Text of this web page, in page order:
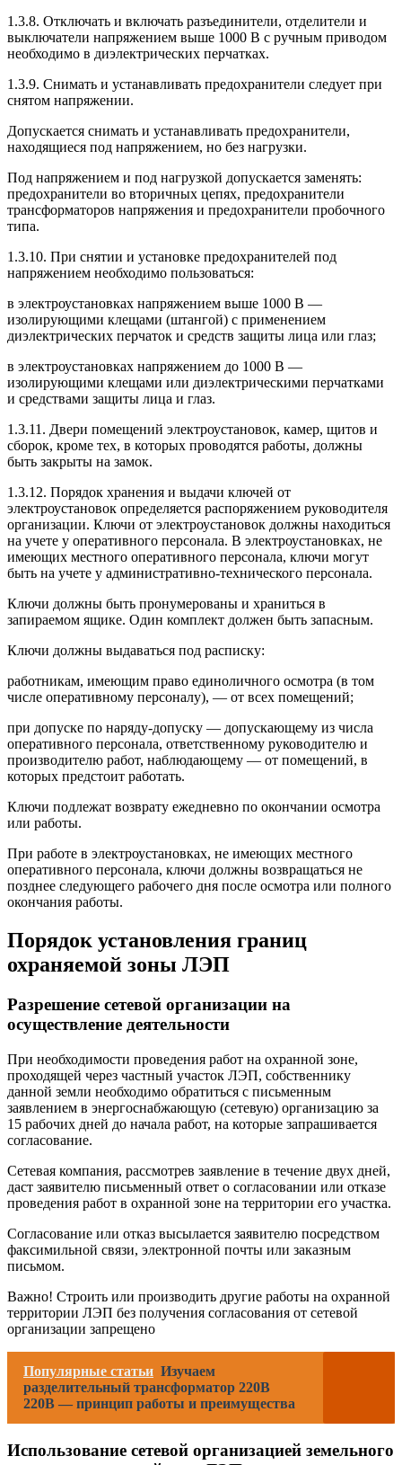
1.3.8. Отключать и включать разъединители, отделители и
выключатели напряжением выше 1000 В с ручным приводом
необходимо в диэлектрических перчатках.
1.3.9. Снимать и устанавливать предохранители следует при
снятом напряжении.
Допускается снимать и устанавливать предохранители,
находящиеся под напряжением, но без нагрузки.
Под напряжением и под нагрузкой допускается заменять:
предохранители во вторичных цепях, предохранители
трансформаторов напряжения и предохранители пробочного
типа.
1.3.10. При снятии и установке предохранителей под
напряжением необходимо пользоваться:
в электроустановках напряжением выше 1000 В —
изолирующими клещами (штангой) с применением
диэлектрических перчаток и средств защиты лица или глаз;
в электроустановках напряжением до 1000 В —
изолирующими клещами или диэлектрическими перчатками
и средствами защиты лица и глаз.
1.3.11. Двери помещений электроустановок, камер, щитов и
сборок, кроме тех, в которых проводятся работы, должны
быть закрыты на замок.
1.3.12. Порядок хранения и выдачи ключей от
электроустановок определяется распоряжением руководителя
организации. Ключи от электроустановок должны находиться
на учете у оперативного персонала. В электроустановках, не
имеющих местного оперативного персонала, ключи могут
быть на учете у административно-технического персонала.
Ключи должны быть пронумерованы и храниться в
запираемом ящике. Один комплект должен быть запасным.
Ключи должны выдаваться под расписку:
работникам, имеющим право единоличного осмотра (в том
числе оперативному персоналу), — от всех помещений;
при допуске по наряду-допуску — допускающему из числа
оперативного персонала, ответственному руководителю и
производителю работ, наблюдающему — от помещений, в
которых предстоит работать.
Ключи подлежат возврату ежедневно по окончании осмотра
или работы.
При работе в электроустановках, не имеющих местного
оперативного персонала, ключи должны возвращаться не
позднее следующего рабочего дня после осмотра или полного
окончания работы.
Порядок установления границ
охраняемой зоны ЛЭП
Разрешение сетевой организации на
осуществление деятельности
При необходимости проведения работ на охранной зоне,
проходящей через частный участок ЛЭП, собственнику
данной земли необходимо обратиться с письменным
заявлением в энергоснабжающую (сетевую) организацию за
15 рабочих дней до начала работ, на которые запрашивается
согласование.
Сетевая компания, рассмотрев заявление в течение двух дней,
даст заявителю письменный ответ о согласовании или отказе
проведения работ в охранной зоне на территории его участка.
Согласование или отказ высылается заявителю посредством
факсимильной связи, электронной почты или заказным
письмом.
Важно! Строить или производить другие работы на охранной
территории ЛЭП без получения согласования от сетевой
организации запрещено
Популярные статьи Изучаем
разделительный трансформатор 220В
220В — принцип работы и преимущества
Использование сетевой организацией земельного